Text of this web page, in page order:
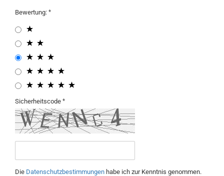
Bewertung:
Sicherheitscode
Die Datenschutzbestimmungen habe ich zur Kenntnis genommen.